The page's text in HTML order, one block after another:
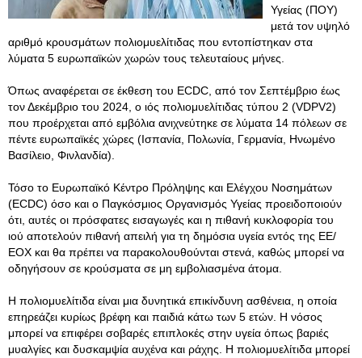
Υγείας (ΠΟΥ)
μετά τον υψηλό
αριθμό κρουσμάτων πολιομυελίτιδας που εντοπίστηκαν στα
λύματα 5 ευρωπαϊκών χωρών τους τελευταίους μήνες.
Όπως αναφέρεται σε έκθεση του ECDC, από τον Σεπτέμβριο έως
τον Δεκέμβριο του 2024, ο ιός πολιομυελίτιδας τύπου 2 (VDPV2)
που προέρχεται από εμβόλια ανιχνεύτηκε σε λύματα 14 πόλεων σε
πέντε ευρωπαϊκές χώρες (Ισπανία, Πολωνία, Γερμανία, Ηνωμένο
Βασίλειο, Φινλανδία).
Τόσο το Ευρωπαϊκό Κέντρο Πρόληψης και Ελέγχου Νοσημάτων
(ECDC) όσο και ο Παγκόσμιος Οργανισμός Υγείας προειδοποιούν
ότι, αυτές οι πρόσφατες εισαγωγές και η πιθανή κυκλοφορία του
ιού αποτελούν πιθανή απειλή για τη δημόσια υγεία εντός της ΕΕ/
ΕΟΧ και θα πρέπει να παρακολουθούνται στενά, καθώς μπορεί να
οδηγήσουν σε κρούσματα σε μη εμβολιασμένα άτομα.
Η πολιομυελίτιδα είναι μια δυνητικά επικίνδυνη ασθένεια, η οποία
επηρεάζει κυρίως βρέφη και παιδιά κάτω των 5 ετών . Η νόσος
μπορεί να επιφέρει σοβαρές επιπλοκές στην υγεία όπως βαριές
μυαλγίες και δυσκαμψία αυχένα και ράχης. Η πολιομυελίτιδα μπορεί